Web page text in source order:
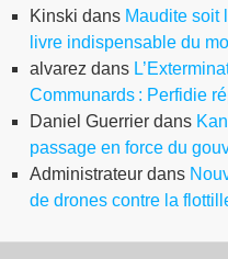
Kinski dans Maudite soit
livre indispensable du
alvarez dans
Communards : Perfidie
Daniel Guerrier dans
passage en force du
Administrateur dans
de drones contre la